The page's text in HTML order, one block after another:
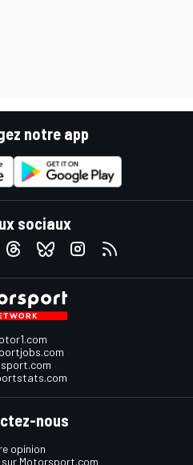
notre app
sociaux
nous
opinion
Motorsport.com